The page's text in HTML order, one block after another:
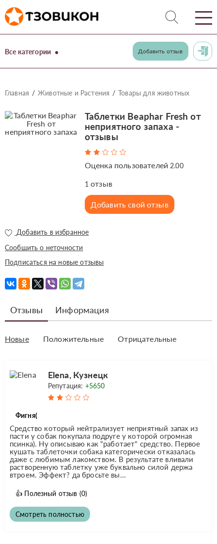
Все категории Добавить отзыв
Главная Животные и Растения Товары для животных
Таблетки Beaphar Fresh от
неприятного запаха -
отзывы
Оценка пользователей 2.00
1 отзыв
Добавить свой отзыв
Добавить в избранное
Сообщить о неточности
Подписаться на новые отзывы
Отзывы Информация
Новые Положительные Отрицательные
Elena, Кузнецк
Репутация: +5650
Фигня(
Средство который нейтрализует неприятный запах из
пасти у собак покупала подруге у которой огромная
псинка). Ну описываю как "работает" средство. Первое
кушать таблеточки собака категорически отказалась
даже с любимым лакомством. В результате вливали
растворенную таблетку уже буквально силой держа
втроем. Эффект? да бросьте вы...
👍 Полезный отзыв (0)
Смотреть полностью